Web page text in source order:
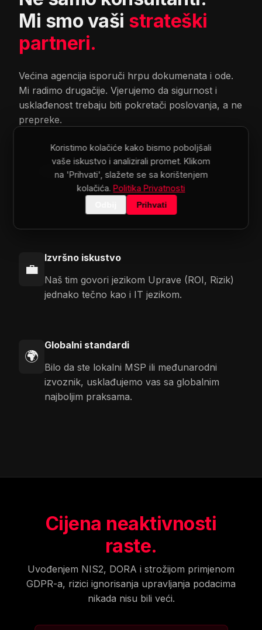
Mi smo vaši strateški
partneri.
Većina agencija isporuči hrpu dokumenata i ode.
Mi radimo drugačije. Vjerujemo da sigurnost i
usklađenost trebaju biti pokretači poslovanja, a ne
prepreke.
Operativni fokus
Dizajniramo procese koji funkcionišu u
stvarnom svijetu, ne samo na papiru.
💼
Izvršno iskustvo
Naš tim govori jezikom Uprave (ROI, Rizik)
jednako tečno kao i IT jezikom.
🌍
Globalni standardi
Bilo da ste lokalni MSP ili međunarodni
izvoznik, usklađujemo vas sa globalnim
najboljim praksama.
Cijena neaktivnosti
raste.
Uvođenjem NIS2, DORA i strožijom primjenom
GDPR-a, rizici ignorisanja upravljanja podacima
nikada nisu bili veći.
Koristimo kolačiće kako bismo poboljšali
vaše iskustvo i analizirali promet. Klikom
na 'Prihvati', slažete se sa korištenjem
kolačića.Politika Privatnosti
Prihvati